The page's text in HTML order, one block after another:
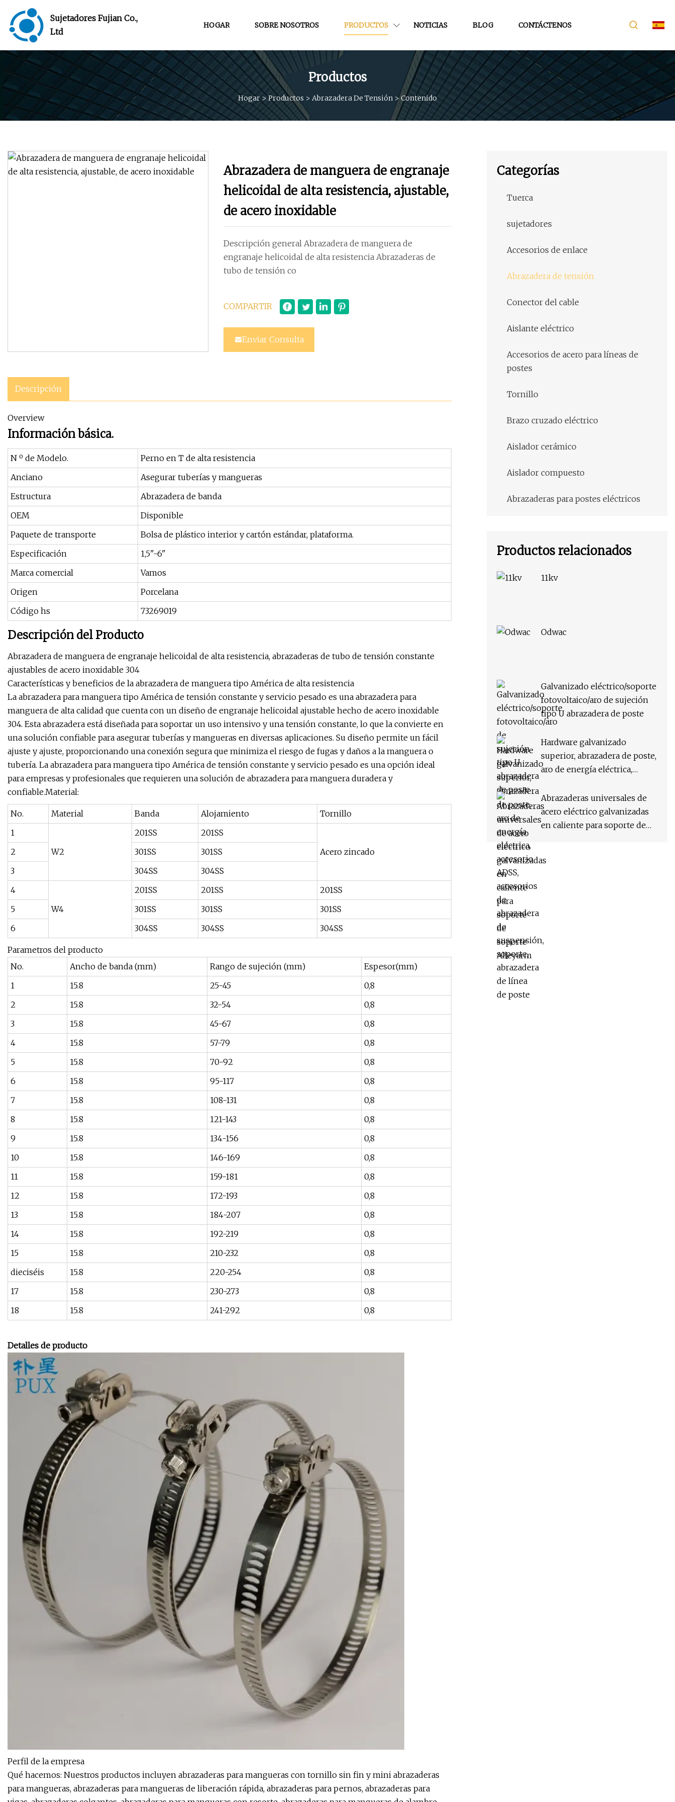
Sujetadores Fujian Co.,
Ltd
HOGAR SOBRE NOSOTROS PRODUCTOS NOTICIAS BLOG CONTÁCTENOS
Productos
Hogar >Productos > Abrazadera De Tensión >Contenido
Abrazadera de manguera de engranaje
helicoidal de alta resistencia, ajustable,
de acero inoxidable
Descripción general Abrazadera de manguera de
engranaje helicoidal de alta resistencia Abrazaderas de
tubo de tensión co
COMPARTIR
Enviar Consulta
Descripción
Overview
Información básica.
N º de Modelo.
Perno en T de alta resistencia
Anciano
Asegurar tuberías y mangueras
Estructura
Abrazadera de banda
OEM
Disponible
Paquete de transporte
Bolsa de plástico interior y cartón estándar, plataforma.
Especificación
1,5"-6"
Marca comercial
Vamos
Origen
Porcelana
Código hs
73269019
Descripción del Producto
Abrazadera de manguera de engranaje helicoidal de alta resistencia, abrazaderas de tubo de tensión constante
ajustables de acero inoxidable 304
Características y beneficios de la abrazadera de manguera tipo América de alta resistencia
La abrazadera para manguera tipo América de tensión constante y servicio pesado es una abrazadera para
manguera de alta calidad que cuenta con un diseño de engranaje helicoidal ajustable hecho de acero inoxidable
304. Esta abrazadera está diseñada para soportar un uso intensivo y una tensión constante, lo que la convierte en
una solución confiable para asegurar tuberías y mangueras en diversas aplicaciones. Su diseño permite un fácil
ajuste y ajuste, proporcionando una conexión segura que minimiza el riesgo de fugas y daños a la manguera o
tubería. La abrazadera para manguera tipo América de tensión constante y servicio pesado es una opción ideal
para empresas y profesionales que requieren una solución de abrazadera para manguera duradera y
confiable.Material:
No. Material Banda Alojamiento
Tornillo
1
W2
201SS
201SS
Acero zincado
2 301SS
301SS
3
304SS
304SS
4
W4
201SS 201SS
201SS
5
301SS 301SS
301SS
6
304SS 304SS 304SS
Parametros del producto
No.
Ancho de banda (mm) Rango de sujeción (mm)
Espesor(mm)
1
15.8 25-45
0,8
2
15.8 32-54
0,8
3
15.8 45-67
0,8
4
15.8 57-79
0,8
5
15.8 70-92
0,8
6
15.8 95-117
0,8
7
15.8 108-131
0,8
8
15.8 121-143
0,8
9
15.8 134-156
0,8
10
15.8 146-169
0,8
11
15.8 159-181
0,8
12
15.8 172-193
0,8
13
15.8 184-207
0,8
14
15.8 192-219
0,8
15
15.8 210-232
0,8
dieciséis
15.8 220-254
0,8
17
15.8 230-273
0,8
18
15.8 241-292 0,8
Detalles de producto
Perfil de la empresa
Qué hacemos: Nuestros productos incluyen abrazaderas para mangueras con tornillo sin fin y mini abrazaderas
para mangueras, abrazaderas para mangueras de liberación rápida, abrazaderas para pernos, abrazaderas para
Categorías
Tuerca
sujetadores
Accesorios de enlace
Abrazadera de tensión
Conector del cable
Aislante eléctrico
Accesorios de acero para líneas de
postes
Tornillo
Brazo cruzado eléctrico
Aislador cerámico
Aislador compuesto
Abrazaderas para postes eléctricos
Productos relacionados
11kv
Odwac
Galvanizado eléctrico/soporte
fotovoltaico/aro de sujeción
tipo U abrazadera de poste
Hardware galvanizado
superior, abrazadera de poste,
aro de energía eléctrica,
abrazadera de suspensión,
soporte, abrazadera de línea
de poste
Abrazaderas universales de
acero eléctrico galvanizadas
en caliente para soporte de